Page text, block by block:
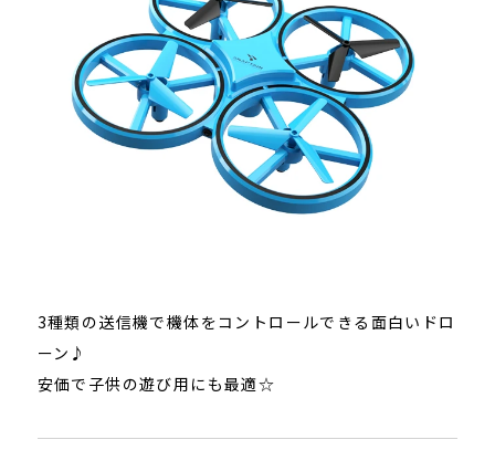
3種類の送信機で機体をコントロールできる面白いドロ
ーン♪
安価で子供の遊び用にも最適☆